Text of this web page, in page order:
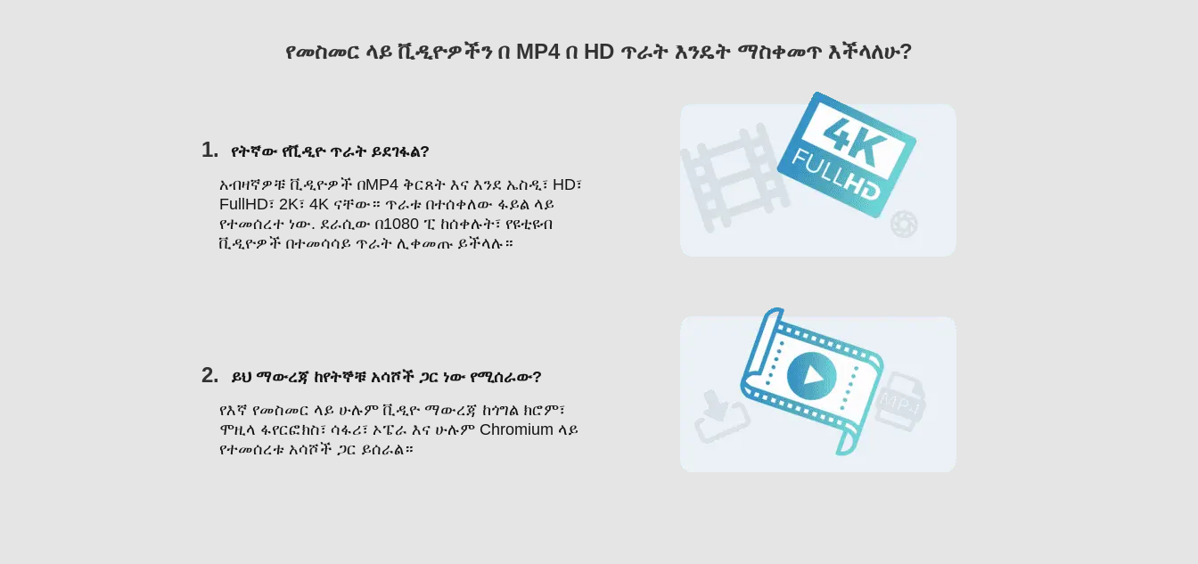
የመስመር ላይ ቪዲዮዎችን በ MP4 በ HD ጥራት እንዴት ማስቀመጥ እችላለሁ?
1.
የትኛው የቪዲዮ ጥራት ይደገፋል?
አብዛኛዎቹ ቪዲዮዎች በMP4 ቅርጸት እና እንደ ኤስዲ፣ HD፣
FullHD፣ 2K፣ 4K ናቸው። ጥራቱ በተሰቀለው ፋይል ላይ
የተመሰረተ ነው. ደራሲው በ1080 ፒ ከሰቀሉት፣ የዩቲዩብ
ቪዲዮዎች በተመሳሳይ ጥራት ሊቀመጡ ይችላሉ።
2.
ይህ ማውረጃ ከየትኞቹ አሳሾች ጋር ነው የሚሰራው?
የእኛ የመስመር ላይ ሁሉም ቪዲዮ ማውረጃ ከጎግል ክሮም፣
ሞዚላ ፋየርፎክስ፣ ሳፋሪ፣ ኦፔራ እና ሁሉም Chromium ላይ
የተመሰረቱ አሳሾች ጋር ይሰራል።